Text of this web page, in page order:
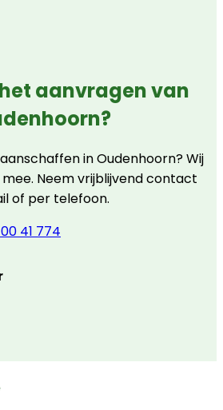
aanvragen van
in Oudenhoorn? Wij
Neem vrijblijvend contact
of per telefoon.
41 774